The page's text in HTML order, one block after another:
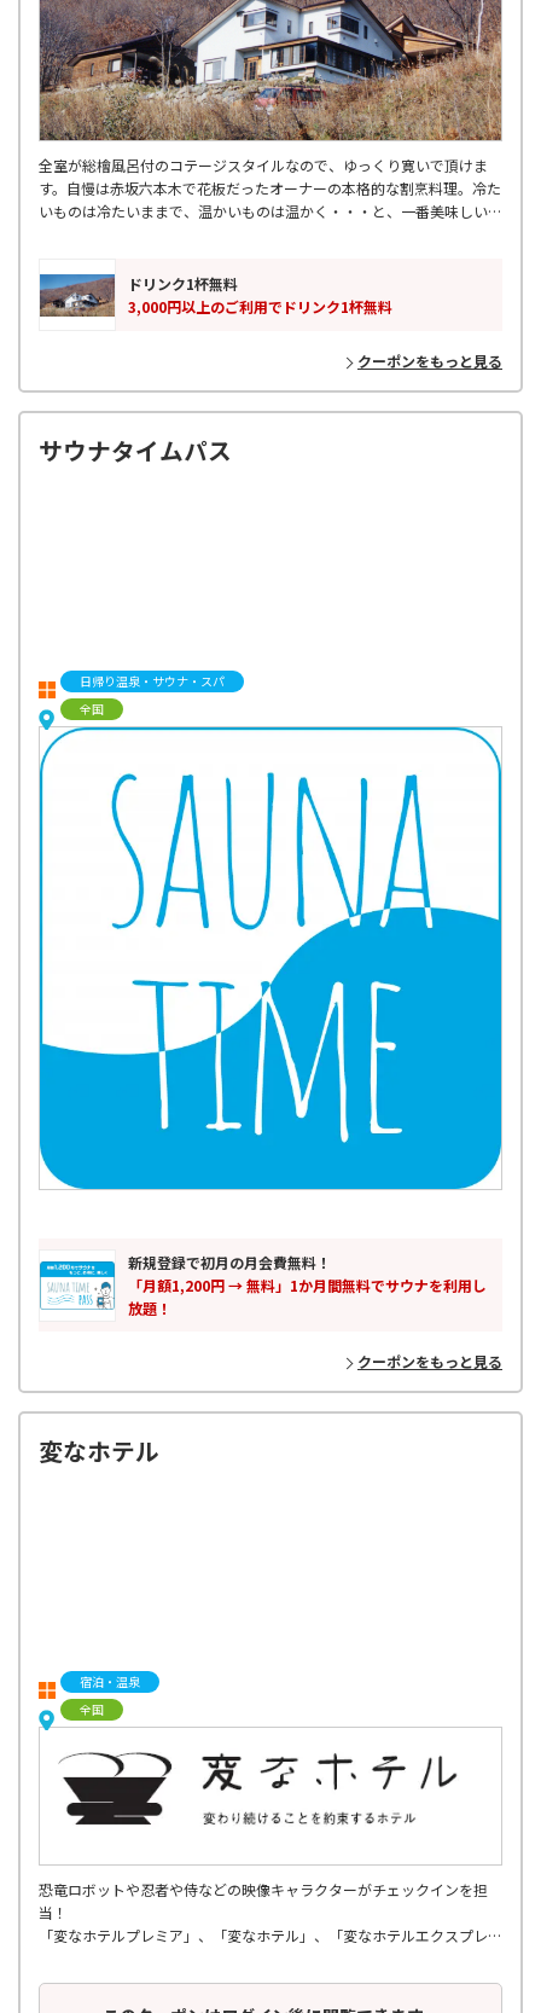
全室が総檜風呂付のコテージスタイルなので、ゆっくり寛いで頂けま
す。自慢は赤坂六本木で花板だったオーナーの本格的な割烹料理。冷た
いものは冷たいままで、温かいものは温かく・・・と、一番美味しい状
ドリンク1杯無料
3,000円以上のご利用でドリンク1杯無料
クーポンをもっと見る
サウナタイムパス
日帰り温泉・サウナ・スパ
全国
新規登録で初月の月会費無料！
「月額1,200円 → 無料」1か月間無料でサウナを利用し
放題！
クーポンをもっと見る
変なホテル
宿泊・温泉
全国
恐竜ロボットや忍者や侍などの映像キャラクターがチェックインを担
当！
「変なホテルプレミア」、「変なホテル」、「変なホテルエクスプレ
関東・関西・中部・北陸・九州・東北エリアに全国19軒。